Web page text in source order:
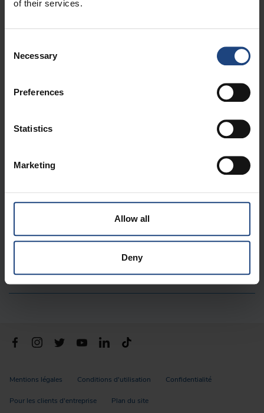
of their services.
Selection
Necessary
Preferences
Statistics
Marketing
Allow all
Deny
intéressé par une collaboration, n’hésitez pas à nous
CONTACTS
DIGITAL
Mentions légales Conditions d'utilisation Confidentialité
Pour les clients d'entreprise Plan du site